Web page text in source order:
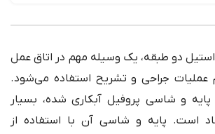
دو طبقه، یک وسیله مهم در اتاق عمل
عملیات جراحی و تشریح استفاده می‌شود.
و شاسی پروفیل آبکاری شده، بسیار
است. پایه و شاسی آن با استفاده از